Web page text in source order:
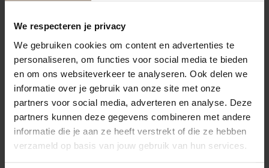
We respecteren je privacy
We gebruiken cookies om content en advertenties te
personaliseren, om functies voor social media te bieden
en om ons websiteverkeer te analyseren. Ook delen we
informatie over je gebruik van onze site met onze
partners voor social media, adverteren en analyse. Deze
partners kunnen deze gegevens combineren met andere
informatie die je aan ze heeft verstrekt of die ze hebben
verzameld op basis van jouw gebruik van hun services.
EIGEN ONTWERPEN
Met een uitgebreide kennis van materialen en
ontwerpen, begonnen ze een eigen
meubelcollectie te ontwerpen. Deze nieuwe
meubels, die een aanvulling vormden op het
bestaande vintage aanbod en voldeden aan de
wensen van moderne klanten, waren een groot